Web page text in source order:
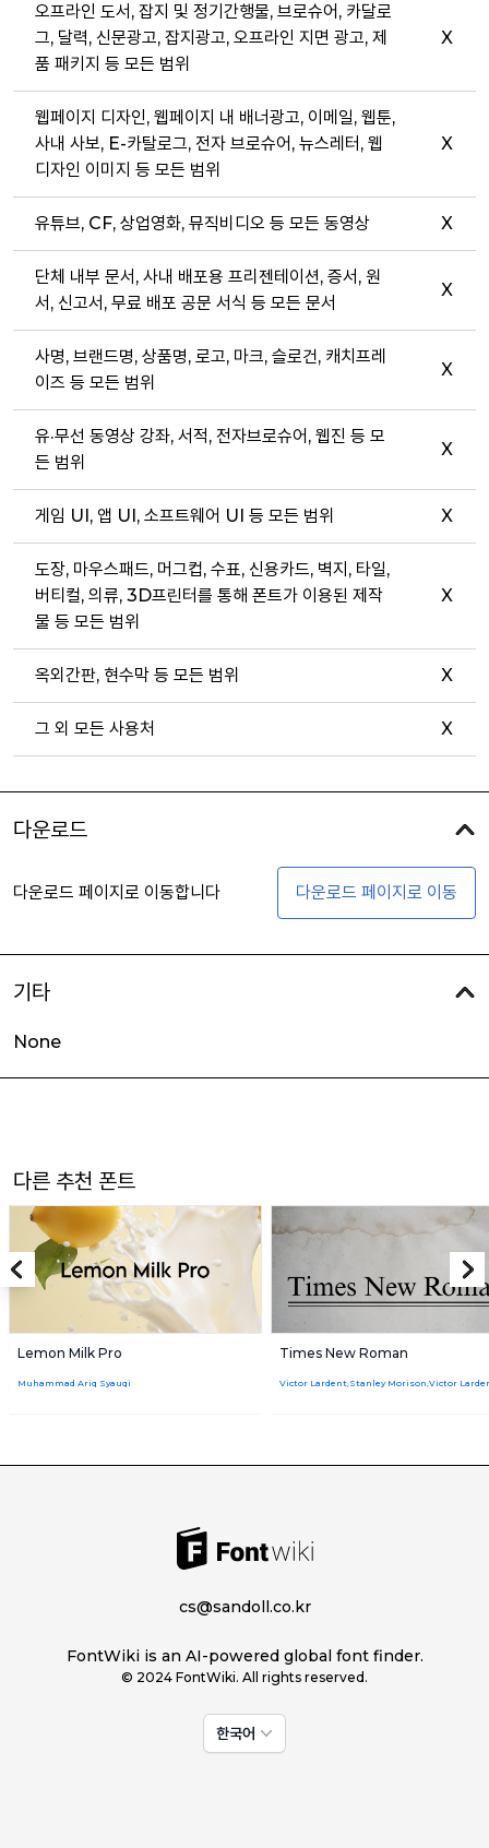
오프라인 도서, 잡지 및 정기간행물, 브로슈어, 카달로
그, 달력, 신문광고, 잡지광고, 오프라인 지면 광고, 제
품 패키지 등 모든 범위
X
웹페이지 디자인, 웹페이지 내 배너광고, 이메일, 웹툰,
사내 사보, E-카탈로그, 전자 브로슈어, 뉴스레터, 웹
디자인 이미지 등 모든 범위
X
유튜브, CF, 상업영화, 뮤직비디오 등 모든 동영상 X
단체 내부 문서, 사내 배포용 프리젠테이션, 증서, 원
서, 신고서, 무료 배포 공문 서식 등 모든 문서
X
사명, 브랜드명, 상품명, 로고, 마크, 슬로건, 캐치프레
이즈 등 모든 범위
X
유·무선 동영상 강좌, 서적, 전자브로슈어, 웹진 등 모
든 범위
X
게임 UI, 앱 UI, 소프트웨어 UI 등 모든 범위 X
도장, 마우스패드, 머그컵, 수표, 신용카드, 벽지, 타일,
버티컬, 의류, 3D프린터를 통해 폰트가 이용된 제작
물 등 모든 범위
X
옥외간판, 현수막 등 모든 범위 X
그 외 모든 사용처 X
다운로드
다운로드 페이지로 이동합니다 다운로드 페이지로 이동
기타
None
다른 추천 폰트
Lemon Milk Pro
Muhammad Ariq Syauqi
Times New Roman
cs@sandoll.co.kr
FontWiki is an AI-powered global font finder.
© 2024 FontWiki. All rights reserved.
한국어